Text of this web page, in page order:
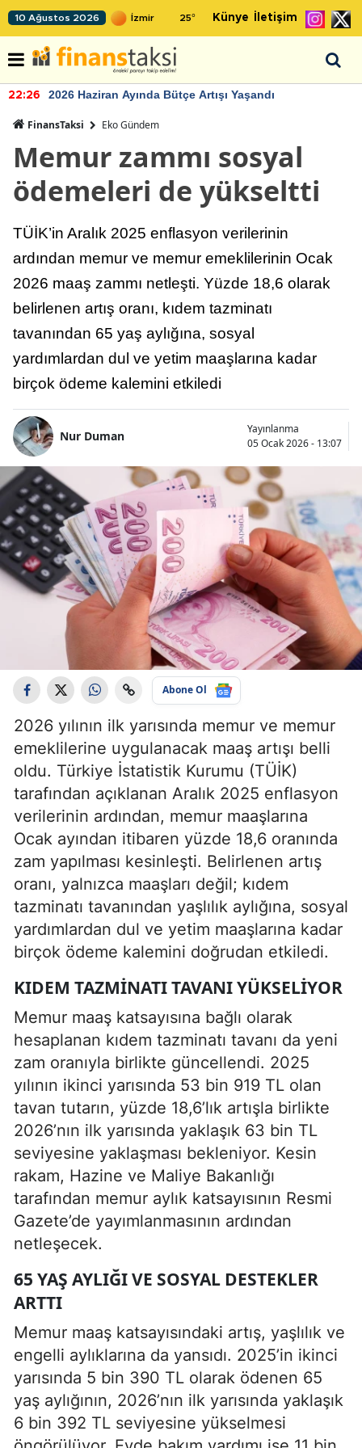
10 Ağustos 2026 25° Künye İletişim
22:26 2026 Haziran Ayında Bütçe Artışı Yaşandı
FinansTaksi Eko Gündem
Memur zammı sosyal
ödemeleri de yükseltti
TÜİK’in Aralık 2025 enflasyon verilerinin
ardından memur ve memur emeklilerinin Ocak
2026 maaş zammı netleşti. Yüzde 18,6 olarak
belirlenen artış oranı, kıdem tazminatı
tavanından 65 yaş aylığına, sosyal
yardımlardan dul ve yetim maaşlarına kadar
birçok ödeme kalemini etkiledi
Nur Duman
Yayınlanma
05 Ocak 2026 - 13:07
Abone Ol
2026 yılının ilk yarısında memur ve memur
emeklilerine uygulanacak maaş artışı belli
oldu. Türkiye İstatistik Kurumu (TÜİK)
tarafından açıklanan Aralık 2025 enflasyon
verilerinin ardından, memur maaşlarına
Ocak ayından itibaren yüzde 18,6 oranında
zam yapılması kesinleşti. Belirlenen artış
oranı, yalnızca maaşları değil; kıdem
tazminatı tavanından yaşlılık aylığına, sosyal
yardımlardan dul ve yetim maaşlarına kadar
birçok ödeme kalemini doğrudan etkiledi.
KIDEM TAZMINATI TAVANI YÜKSELIYOR
Memur maaş katsayısına bağlı olarak
hesaplanan kıdem tazminatı tavanı da yeni
zam oranıyla birlikte güncellendi. 2025
yılının ikinci yarısında 53 bin 919 TL olan
tavan tutarın, yüzde 18,6’lık artışla birlikte
2026’nın ilk yarısında yaklaşık 63 bin TL
seviyesine yaklaşması bekleniyor. Kesin
rakam, Hazine ve Maliye Bakanlığı
tarafından memur aylık katsayısının Resmi
Gazete’de yayımlanmasının ardından
netleşecek.
65 YAŞ AYLIĞI VE SOSYAL DESTEKLER
ARTTI
Memur maaş katsayısındaki artış, yaşlılık ve
engelli aylıklarına da yansıdı. 2025’in ikinci
yarısında 5 bin 390 TL olarak ödenen 65
yaş aylığının, 2026’nın ilk yarısında yaklaşık
6 bin 392 TL seviyesine yükselmesi